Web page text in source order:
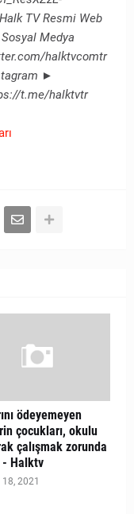
TV Resmi Web
Medya
halktvcomtr
►
t.me/halktvtr
ödeyemeyen
çocukları, okulu
çalışmak zorunda
- Halktv
2021